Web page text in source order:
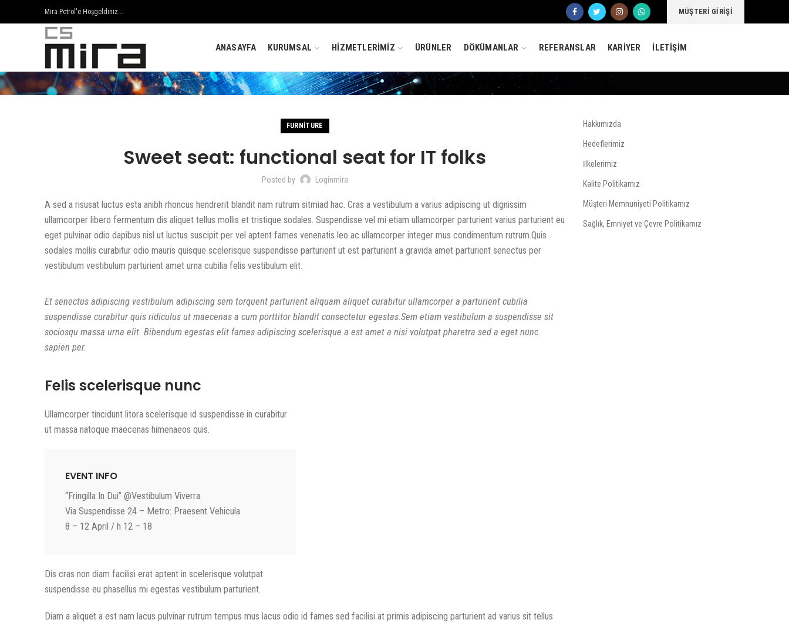
Mira Petrol'e Hoşgeldiniz... MÜŞTERİ GİRİŞİ
ANASAYFA KURUMSAL HİZMETLERİMİZ ÜRÜNLER DÖKÜMANLAR REFERANSLAR KARİYER İLETİŞİM
FURNITURE
Sweet seat: functional seat for IT folks
Posted by Loginmira
A sed a risusat luctus esta anibh rhoncus hendrerit blandit nam rutrum sitmiad hac. Cras a vestibulum a varius adipiscing ut dignissim
ullamcorper libero fermentum dis aliquet tellus mollis et tristique sodales. Suspendisse vel mi etiam ullamcorper parturient varius parturient eu
eget pulvinar odio dapibus nisl ut luctus suscipit per vel aptent fames venenatis leo ac ullamcorper integer mus condimentum rutrum.Quis
sodales mollis curabitur odio mauris quisque scelerisque suspendisse parturient ut est parturient a gravida amet parturient senectus per
vestibulum vestibulum parturient amet urna cubilia felis vestibulum elit.
Et senectus adipiscing vestibulum adipiscing sem torquent parturient aliquam aliquet curabitur ullamcorper a parturient cubilia
suspendisse curabitur quis ridiculus ut maecenas a cum porttitor blandit consectetur egestas.Sem etiam vestibulum a suspendisse sit
sociosqu massa urna elit. Bibendum egestas elit fames adipiscing scelerisque a est amet a nisi volutpat pharetra sed a eget nunc
sapien per.
Felis scelerisque nunc
Ullamcorper tincidunt litora scelerisque id suspendisse in curabitur
ut massa natoque maecenas himenaeos quis.
EVENT INFO
“Fringilla In Dui” @Vestibulum Viverra
Via Suspendisse 24 – Metro: Praesent Vehicula
8 – 12 April / h 12 – 18
Dis cras non diam facilisi erat aptent in scelerisque volutpat
suspendisse eu phasellus mi egestas vestibulum parturient.
Diam a aliquet a est nam lacus pulvinar rutrum tempus mus lacus odio id fames sed facilisi at primis adipiscing parturient ad varius sit tellus
Hakkımızda
Hedeflerimiz
İlkelerimiz
Kalite Politikamız
Müşteri Memnuniyeti Politikamız
Sağlık, Emniyet ve Çevre Politikamız